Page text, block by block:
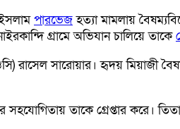
ইসলামপারভেজহত্যা মামলায়
গ্রামে অভিযান চালিয়ে তাকে
(ওসি) রাসেল সারোয়ার। হৃদয়
তাকে গ্রেপ্তার করে।